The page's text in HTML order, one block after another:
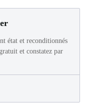
état et reconditionnés
et constatez par